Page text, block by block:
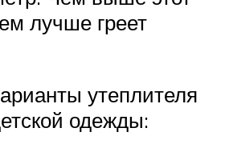
лучше греет
утеплителя
одежды: